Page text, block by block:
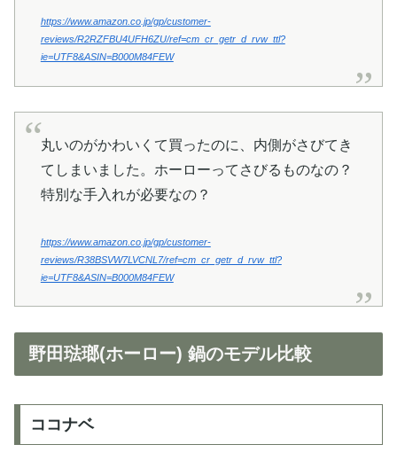
https://www.amazon.co.jp/gp/customer-
reviews/R2RZFBU4UFH6ZU/ref=cm_cr_getr_d_rvw_ttl?
ie=UTF8&ASIN=B000M84FEW
丸いのがかわいくて買ったのに、内側がさびてき
てしまいました。ホーローってさびるものなの？
特別な手入れが必要なの？
https://www.amazon.co.jp/gp/customer-
reviews/R38BSVW7LVCNL7/ref=cm_cr_getr_d_rvw_ttl?
ie=UTF8&ASIN=B000M84FEW
野田琺瑯(ホーロー) 鍋のモデル比較
ココナベ